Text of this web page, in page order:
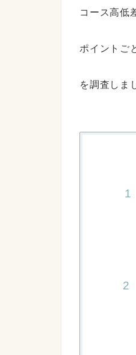
コース高低
ポイントご
を調査しま